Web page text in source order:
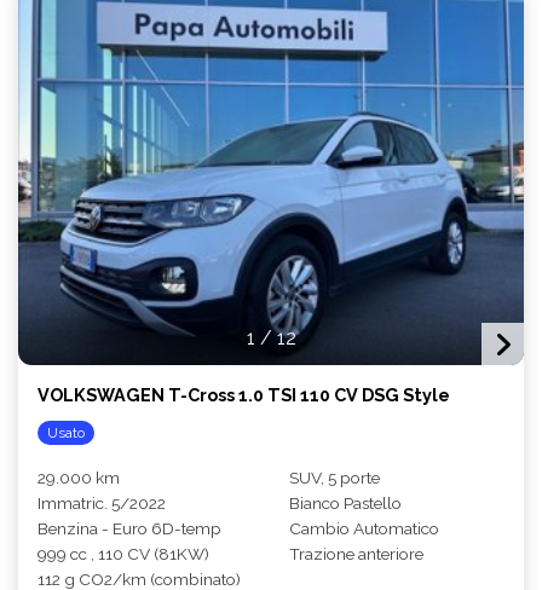
1 /12
VOLKSWAGEN T-Cross 1.0 TSI 110 CV DSG Style
Usato
29.000 km
Immatric. 5/2022
Benzina - Euro 6D-temp
999 cc , 110 CV (81KW)
112 g CO2/km (combinato)
SUV, 5 porte
Bianco Pastello
Cambio Automatico
Trazione anteriore